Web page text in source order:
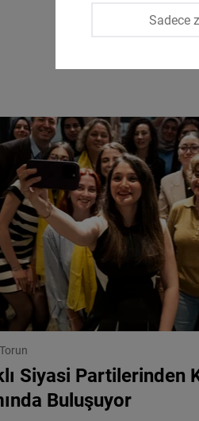
Siyasi Partilerinden
Buluşuyor
Sadece